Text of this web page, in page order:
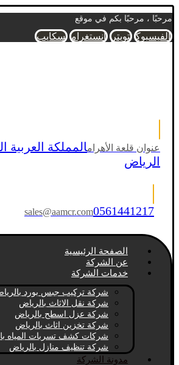
مرحبًا ، مرحبًا بكم في موقع
الفيسبوك تويتر انستغرام سكايب
عنوان قلعة الأهرامالمملكة العربية
الرياض
sales@aamcr.com0561441217
الصفحة الرئيسية
عن الشركة
خدمات الشركة
شركة تركيب جبس بورد
شركة نقل الاثاث بالرياض
شركة عزل اسطح بالرياض
شركة تخزين اثاث بالرياض
شركات كشف تسربات المياه
شركة تنظيف منازل بالرياض
مدونة الشركة